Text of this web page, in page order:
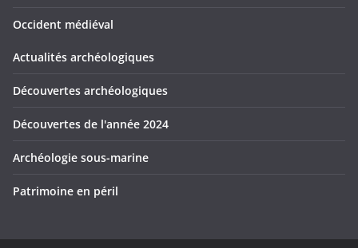
Occident médiéval
Actualités archéologiques
Découvertes archéologiques
Découvertes de l'année 2024
Archéologie sous-marine
Patrimoine en péril